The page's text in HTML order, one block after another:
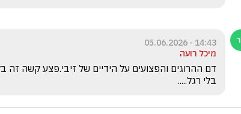
14:43 - 05.06.2026
מיכל רועה
בלי רגל.....